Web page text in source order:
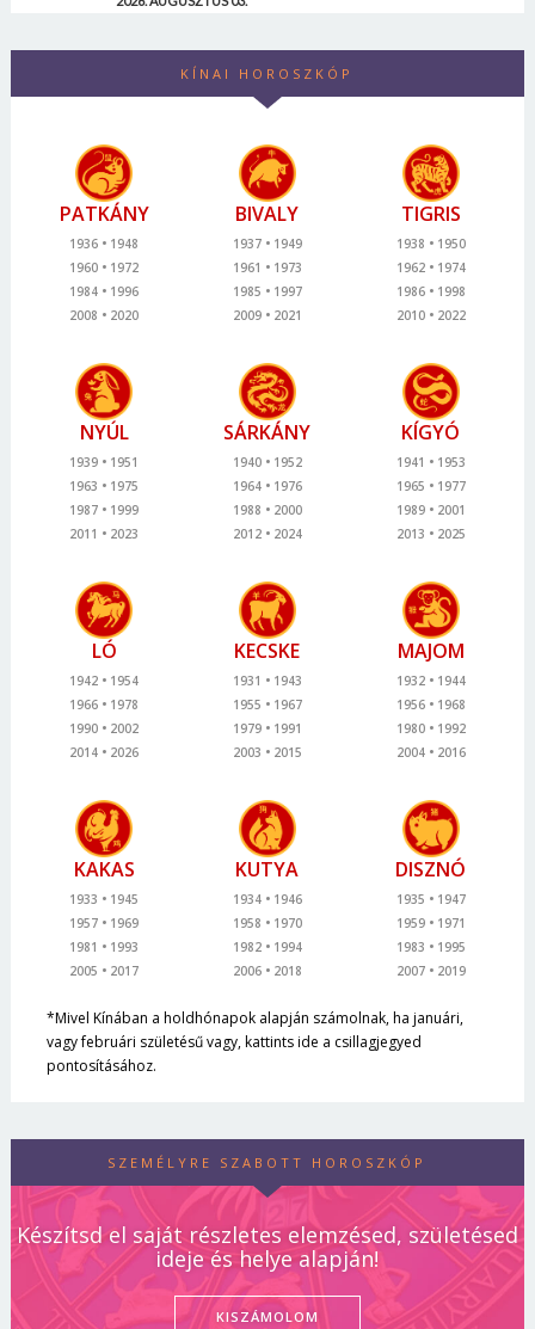
KÍNAI HOROSZKÓP
PATKÁNY
1936
1948
1960
1972
1984
1996
2008
2020
BIVALY
1937
1949
1961
1973
1985
1997
2009
2021
TIGRIS
1938
1950
1962
1974
1986
1998
2010
2022
NYÚL
1939
1951
1963
1975
1987
1999
2011
2023
SÁRKÁNY
1940
1952
1964
1976
1988
2000
2012
2024
KÍGYÓ
1941
1953
1965
1977
1989
2001
2013
2025
LÓ
1942
1954
1966
1978
1990
2002
2014
2026
KECSKE
1931
1943
1955
1967
1979
1991
2003
2015
MAJOM
1932
1944
1956
1968
1980
1992
2004
2016
KAKAS
1933
1945
1957
1969
1981
1993
2005
2017
KUTYA
1934
1946
1958
1970
1982
1994
2006
2018
DISZNÓ
1935
1947
1959
1971
1983
1995
2007
2019
*Mivel Kínában a holdhónapok alapján számolnak, ha januári,
vagy februári születésű vagy, kattints ide a csillagjegyed
pontosításához.
SZEMÉLYRE SZABOTT HOROSZKÓP
Készítsd el saját részletes elemzésed, születésed
ideje és helye alapján!
KISZÁMOLOM